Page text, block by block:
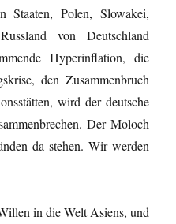
Staaten, Polen, Slowakei,
von Deutschland
Hyperinflation, die
den Zusammenbruch
wird der deutsche
Der Moloch
da stehen. Wir werden
in die Welt Asiens, und